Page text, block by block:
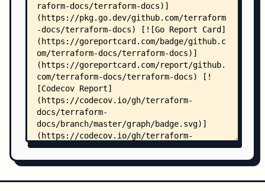
    │   │       └── zsh.go
    │   ├── json/
    │   │   └── json.go
    │   ├── markdown/
    │   │   ├── markdown.go
    │   │   ├── document/
    │   │   │   └── document.go
    │   │   └── table/
    │   │       └── table.go
    │   ├── pretty/
    │   │   └── pretty.go
    │   ├── tfvars/
    │   │   ├── tfvars.go
    │   │   ├── hcl/
    │   │   └── json/